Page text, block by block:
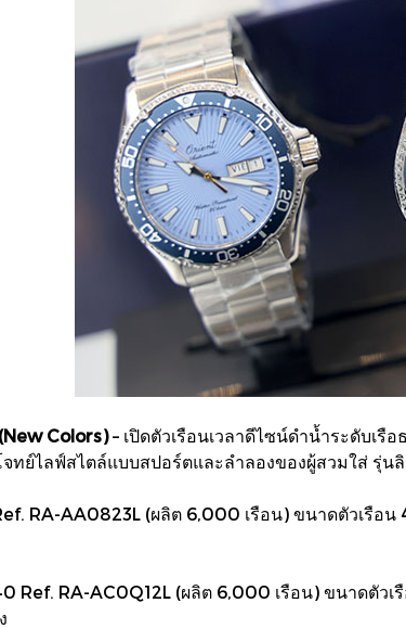
Colors)– เปิดตัวเรือนเวลาดีไซน์ดำน้ำระดับเ
ทย์ไลฟ์สไตล์แบบสปอร์ตและลำลองของผู้สวมใส่ รุ่น
RA-AA0823L (ผลิต 6,000 เรือน) ขนาดตัวเรือ
Ref. RA-AC0Q12L (ผลิต 6,000 เรือน) ขนาดตัว